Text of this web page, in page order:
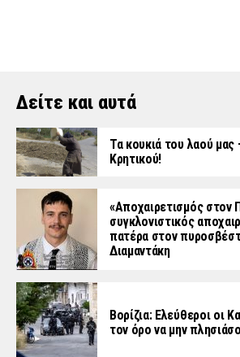
Δείτε και αυτά
Τα κουκιά του λαού μας
Κρητικού!
«Aποχαιρετισμός στον
συγκλονιστικός
πατέρα στον
Διαμαντάκη
Βορίζια: Ελεύθεροι οι
τον όρο να μην